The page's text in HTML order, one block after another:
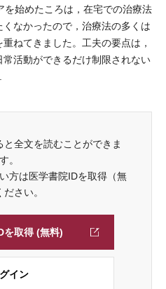
始めたころは，在宅での治療法
なかったので，治療法の多くは
ねてきました。工夫の要点は，
活動ができるだけ制限されない
全文を読むことができま
す。
方は医学書院IDを取得（無
さい。
を取得 (無料)
イン